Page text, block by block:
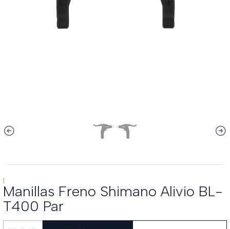
|
Manillas Freno Shimano Alivio BL-
T400 Par